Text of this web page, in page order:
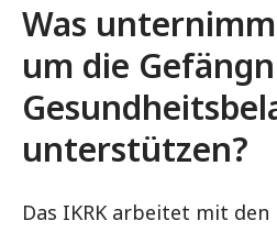
Was
um die
unterstützen?
Das IKRK arbeitet mit